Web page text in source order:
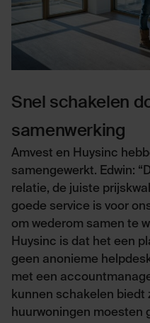
Snel schakelen
samenwerking
Amvest en Huysinc
samengewerkt. Edwin:
relatie, de juiste
goede service is voor
om wederom samen te
Huysinc is dat het een
geen anonieme
met een
kunnen schakelen biedt
huurwoningen moesten